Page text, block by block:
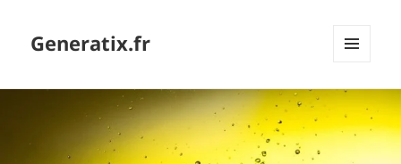
Generatix.fr
WIDGETS